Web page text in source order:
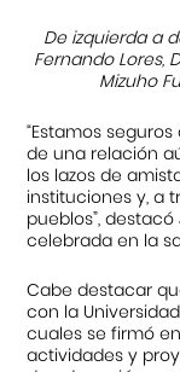
De izquierda a
Fernando Lores,
Mizuho
“Estamos
de una relación
los lazos de
instituciones y, a
pueblos”,
celebrada en la
Cabe destacar
con la
cuales se firmó
actividades y